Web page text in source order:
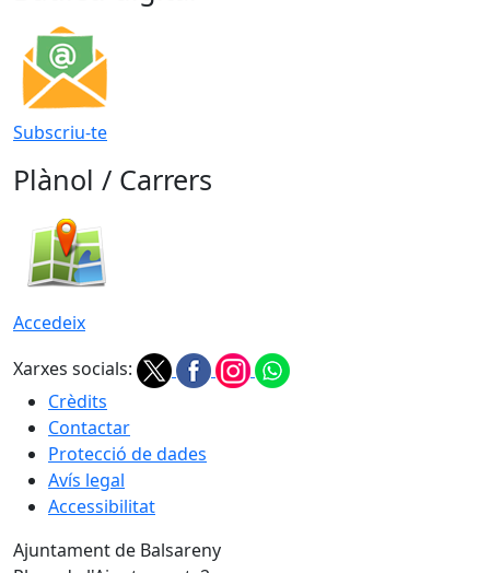
Subscriu-te
Plànol / Carrers
Accedeix
Xarxes socials:
Crèdits
Contactar
Protecció de dades
Avís legal
Accessibilitat
Ajuntament de Balsareny